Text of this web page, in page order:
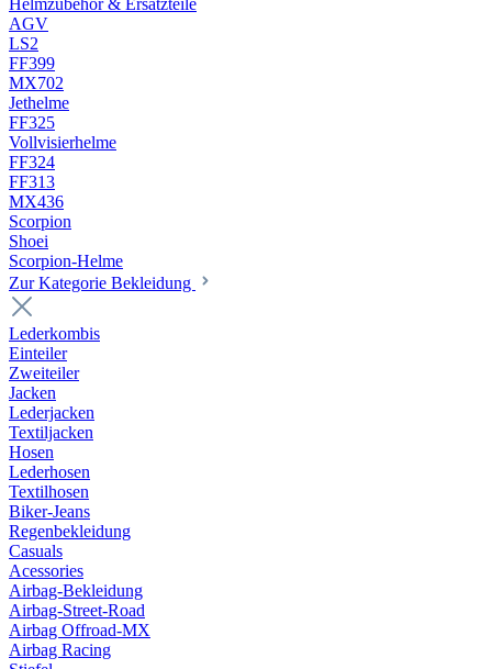
Helmzubehör & Ersatzteile
AGV
LS2
FF399
MX702
Jethelme
FF325
Vollvisierhelme
FF324
FF313
MX436
Scorpion
Shoei
Scorpion-Helme
Zur Kategorie Bekleidung
Lederkombis
Einteiler
Zweiteiler
Jacken
Lederjacken
Textiljacken
Hosen
Lederhosen
Textilhosen
Biker-Jeans
Regenbekleidung
Casuals
Acessories
Airbag-Bekleidung
Airbag-Street-Road
Airbag Offroad-MX
Airbag Racing